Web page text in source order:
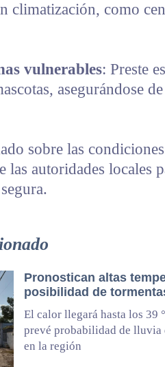
climatización, como
vulnerables: Preste
asegurándose
sobre las
las autoridades locales
Pronostican altas
posibilidad de
El calor llegará hasta los 39
prevé probabilidad de lluvia
en la región